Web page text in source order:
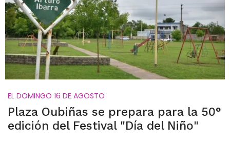
EL DOMINGO 16 DE AGOSTO
Plaza Oubiñas se prepara para la 50°
edición del Festival "Día del Niño"